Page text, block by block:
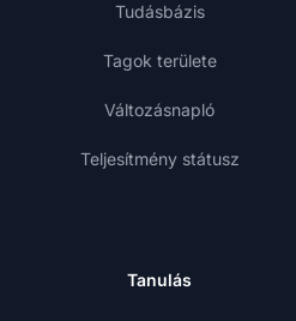
Tudásbázis
Tagok területe
Változásnapló
Teljesítmény státusz
Tanulás